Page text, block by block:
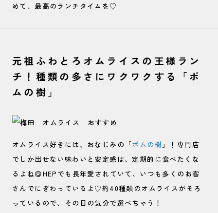
めて、最高のランチタイムを♡
元祖ふわとろオムライスの王様ラン
チ！種類の多さにワクワクする「ポ
ムの樹」
オムライス好きには、おなじみの「ポムの樹 」！専門店
でしか出せない味わいと安定感は、定期的に食べたくな
るよね😋HEPでも長年愛されていて、いつも多くのお客
さんでにぎわっているよ♡約40種類のオムライスがそろ
っているので、その日の気分で選べちゃう！